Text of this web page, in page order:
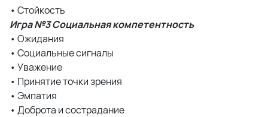
• Стойкость
Игра №3 Социальная компетентность
• Ожидания
• Социальные сигналы
• Уважение
• Принятие точки зрения
• Эмпатия
• Доброта и сострадание